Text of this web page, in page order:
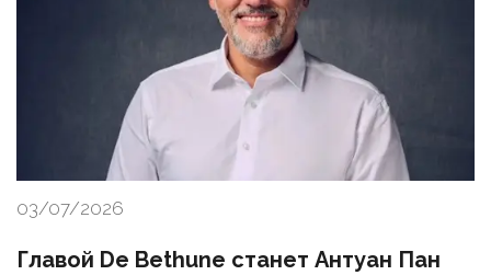
03/07/2026
Главой De Bethune станет Антуан Пан